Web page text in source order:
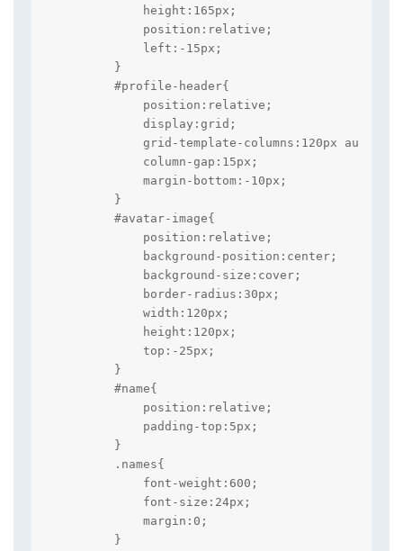
            height:165px;
            position:relative;
            left:-15px;
        }
        #profile-header{
            position:relative;
            display:grid;
            grid-template-columns:120px auto;
            column-gap:15px;
            margin-bottom:-10px;
        }
        #avatar-image{
            position:relative;
            background-position:center;
            background-size:cover;
            border-radius:30px;
            width:120px;
            height:120px;
            top:-25px;
        }
        #name{
            position:relative;
            padding-top:5px;
        }
        .names{
            font-weight:600;
            font-size:24px;
            margin:0;
        }